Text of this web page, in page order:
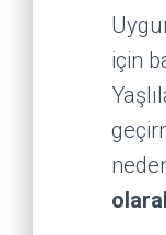
için